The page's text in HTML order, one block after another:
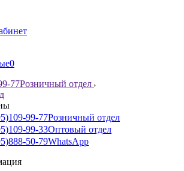
0
77Розничный отдел
99-77Розничный отдел
99-33Оптовый отдел
50-79WhatsApp